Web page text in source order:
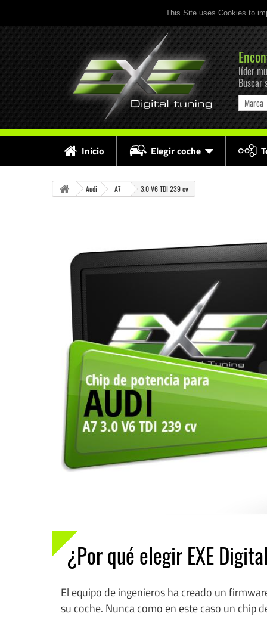
This Site uses Cookies to
líder
Buscar
Marca
Inicio Elegir coche
Audi A7 3.0 V6 TDI 239 cv
¿Por qué elegir EXE
El equipo de ingenieros ha creado un
su coche. Nunca como en este caso un chip